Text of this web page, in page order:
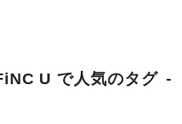
U で人気のタグ